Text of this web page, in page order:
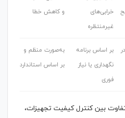
خرابی‌های
غیرمنتظره
و کاهش خطا
بر اساس برنامه
نگهداری یا نیاز
فوری
به‌صورت منظم و
بر اساس استاندارد
بین کنترل کیفیت تجهیزات،